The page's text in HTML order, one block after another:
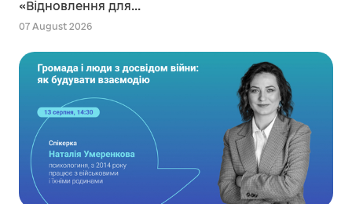
«Відновлення для...
07 August 2026